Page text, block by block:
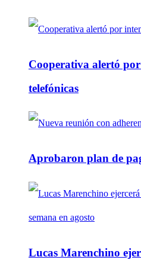
Cooperativa alertó por
telefónicas
Aprobaron plan de
Lucas Marenchino